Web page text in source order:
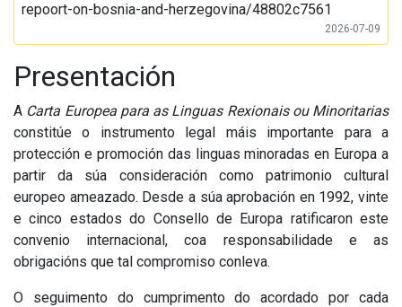
repoort-on-bosnia-and-herzegovina/48802c7561
2026-07-09
Presentación
A Carta Europea para as Linguas Rexionais ou Minoritarias
constitúe o instrumento legal máis importante para a
protección e promoción das linguas minoradas en Europa a
partir da súa consideración como patrimonio cultural
europeo ameazado. Desde a súa aprobación en 1992, vinte
e cinco estados do Consello de Europa ratificaron este
convenio internacional, coa responsabilidade e as
obrigacións que tal compromiso conleva.
O seguimento do cumprimento do acordado por cada